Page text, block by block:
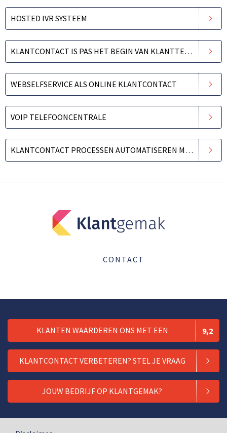
HOSTED IVR SYSTEEM
KLANTCONTACT IS PAS HET BEGIN VAN KLANTTEVREDENHEID
WEBSELFSERVICE ALS ONLINE KLANTCONTACT
VOIP TELEFOONCENTRALE
KLANTCONTACT PROCESSEN AUTOMATISEREN MET REALTIME INFORMATIE
CONTACT
KLANTEN WAARDEREN ONS MET EEN 9,2
KLANTCONTACT VERBETEREN? STEL JE VRAAG
JOUW BEDRIJF OP KLANTGEMAK?